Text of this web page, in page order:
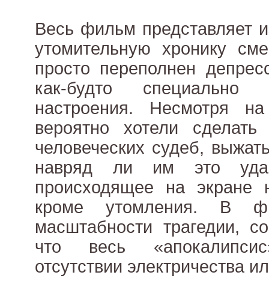
Весь фильм представляет
утомительную хронику
просто переполнен
как-будто
настроения. Несмотря
вероятно хотели
человеческих судеб,
навряд ли им это
происходящее на экране
кроме утомления. В
масштабности трагедии,
что весь
отсутствии электричества